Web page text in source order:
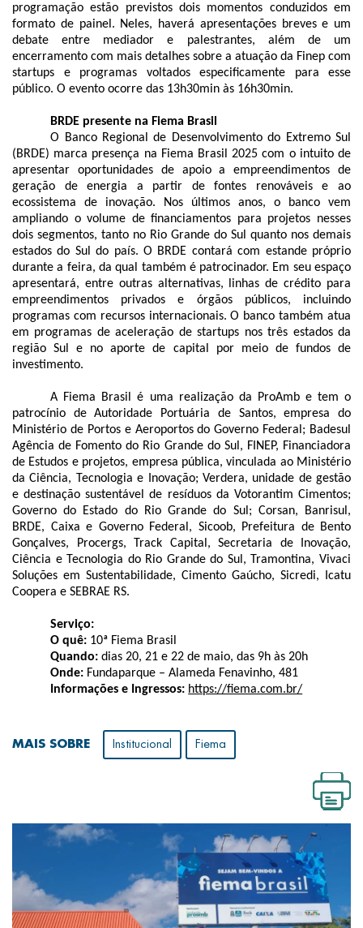
programação estão previstos dois momentos conduzidos em
formato de painel. Neles, haverá apresentações breves e um
debate entre mediador e palestrantes, além de um
encerramento com mais detalhes sobre a atuação da Finep com
startups e programas voltados especificamente para esse
público. O evento ocorre das 13h30min às 16h30min.
BRDE presente na Fiema Brasil
O Banco Regional de Desenvolvimento do Extremo Sul
(BRDE) marca presença na Fiema Brasil 2025 com o intuito de
apresentar oportunidades de apoio a empreendimentos de
geração de energia a partir de fontes renováveis e ao
ecossistema de inovação. Nos últimos anos, o banco vem
ampliando o volume de financiamentos para projetos nesses
dois segmentos, tanto no Rio Grande do Sul quanto nos demais
estados do Sul do país. O BRDE contará com estande próprio
durante a feira, da qual também é patrocinador. Em seu espaço
apresentará, entre outras alternativas, linhas de crédito para
empreendimentos privados e órgãos públicos, incluindo
programas com recursos internacionais. O banco também atua
em programas de aceleração de startups nos três estados da
região Sul e no aporte de capital por meio de fundos de
investimento.
A Fiema Brasil é uma realização da ProAmb e tem o
patrocínio de Autoridade Portuária de Santos, empresa do
Ministério de Portos e Aeroportos do Governo Federal; Badesul
Agência de Fomento do Rio Grande do Sul, FINEP, Financiadora
de Estudos e projetos, empresa pública, vinculada ao Ministério
da Ciência, Tecnologia e Inovação; Verdera, unidade de gestão
e destinação sustentável de resíduos da Votorantim Cimentos;
Governo do Estado do Rio Grande do Sul; Corsan, Banrisul,
BRDE, Caixa e Governo Federal, Sicoob, Prefeitura de Bento
Gonçalves, Procergs, Track Capital, Secretaria de Inovação,
Ciência e Tecnologia do Rio Grande do Sul, Tramontina, Vivaci
Soluções em Sustentabilidade, Cimento Gaúcho, Sicredi, Icatu
Coopera e SEBRAE RS.
Serviço:
O quê: 10ª Fiema Brasil
Quando:dias 20, 21 e 22 de maio, das 9h às 20h
Onde: Fundaparque – Alameda Fenavinho, 481
Informações e Ingressos: https://fiema.com.br/
MAIS SOBRE Institucional Fiema